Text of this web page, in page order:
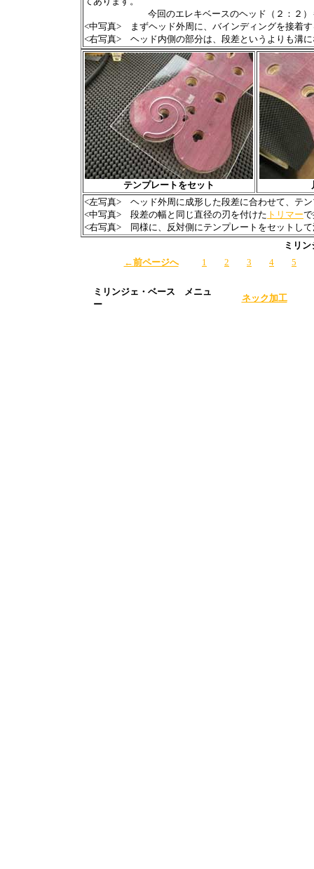
今回のエレキベースのヘッド（２：２）も、
<中写真> まずヘッド外周に、バインディングを接着
<右写真> ヘッド内側の部分は、段差というよりも溝
テンプレートをセット
<左写真> ヘッド外周に成形した段差に合わせて、テ
<中写真> 段差の幅と同じ直径の刃を付けた トリマー
<右写真> 同様に、反対側にテンプレートをセットし
ミリ
←前ページへ
1 2 3 4 5
ミリンジェ・ベース メニュ
ー
ネック加工